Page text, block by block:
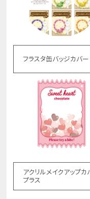
フラスタ缶バッジカバー
アクリルメイクアップカ
プラス